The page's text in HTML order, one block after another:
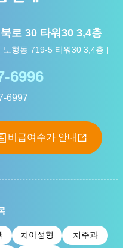
로 30 타워30 3,4층
형동 719-5 타워30 3,4층 ]
6997
비급여수가 안내
치아성형
치주과